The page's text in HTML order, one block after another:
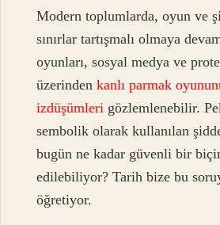
Modern toplumlarda, oyun ve
sınırlar tartışmalı olmaya
oyunları, sosyal medya ve
üzerindenkanlı parmak
izdüşümleri gözlemlenebilir.
sembolik olarak kullanılan
bugün ne kadar güvenli bir
edilebiliyor? Tarih bize bu
öğretiyor.